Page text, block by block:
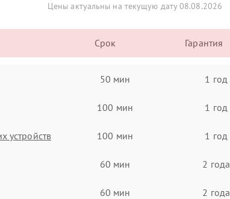
Цены актуальны на текущую дату 08.08.2026
Срок Гарантия
50 мин 1 год
100 мин 1 год
устройств 100 мин 1 год
60 мин 2 года
60 мин 2 года